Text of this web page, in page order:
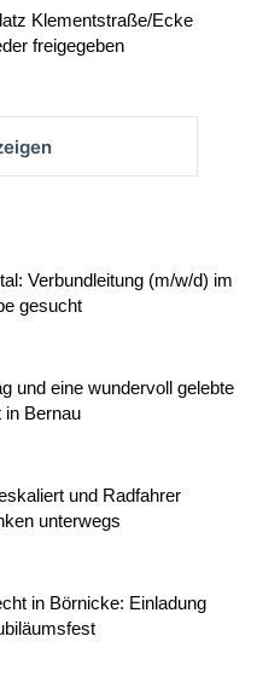
Klementstraße/Ecke
freigegeben
Verbundleitung (m/w/d) im
gesucht
und eine wundervoll gelebte
in Bernau
und Radfahrer
unterwegs
in Börnicke: Einladung